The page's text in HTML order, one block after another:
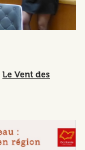
Le Vent des